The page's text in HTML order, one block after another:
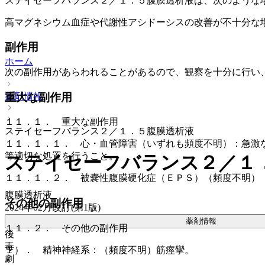
高マグネシウム血症や代謝性アシドーシスの改善が不十分な
副作用
次の副作用があらわれることがあるので、観察を十分に行
重大な副作用
１１．１． 重大な副作用
１１．１．１． 心・血管障害（いずれも頻度不明）：急激
等適切な処置を行うこと。
１１．１．２． 被嚢性腹膜硬化症（ＥＰＳ）（頻度不明）
その他の副作用
１１．２． その他の副作用
１）． 精神神経系：（頻度不明）筋痙攣。
ホーム
薬剤情報
ステイセーフバランス２／１．５腹膜透析液
ステイセーフバランス２／１
腹膜透析液
2024年02月改訂(第1版)
薬剤情報
後
毒
劇